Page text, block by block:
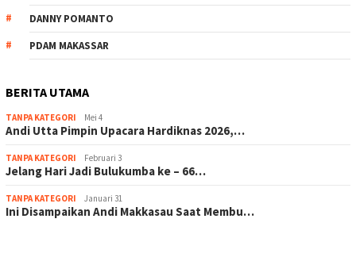
DANNY POMANTO
PDAM MAKASSAR
BERITA UTAMA
TANPA KATEGORI Mei 4
Andi Utta Pimpin Upacara Hardiknas 2026,…
TANPA KATEGORI Februari 3
Jelang Hari Jadi Bulukumba ke – 66…
TANPA KATEGORI Januari 31
Ini Disampaikan Andi Makkasau Saat Membu…